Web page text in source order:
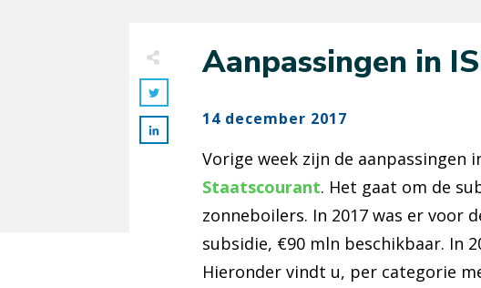
Aanpassingen in
14 december 2017
Vorige week zijn de aanpassingen
Staatscourant. Het gaat om de
zonneboilers. In 2017 was er voor
subsidie, €90 mln beschikbaar. In
Hieronder vindt u, per categorie